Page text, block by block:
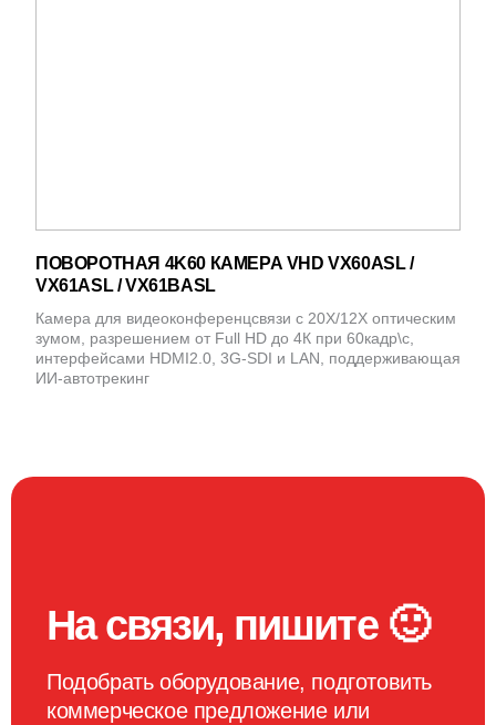
ПОВОРОТНАЯ 4K60 КАМЕРА VHD VX60ASL /
VX61ASL / VX61BASL
Камера для видеоконференцсвязи с 20X/12X оптическим
зумом, разрешением от Full HD до 4К при 60кадр\с,
интерфейсами HDMI2.0, 3G-SDI и LAN, поддерживающая
ИИ-автотрекинг
На связи, пишите 🙂
Подобрать оборудование, подготовить
коммерческое предложение или